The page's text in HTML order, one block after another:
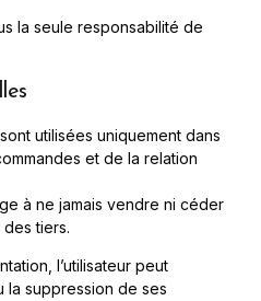
la seule responsabilité de
utilisées uniquement dans
et de la relation
à ne jamais vendre ni céder
tiers.
l’utilisateur peut
la suppression de ses